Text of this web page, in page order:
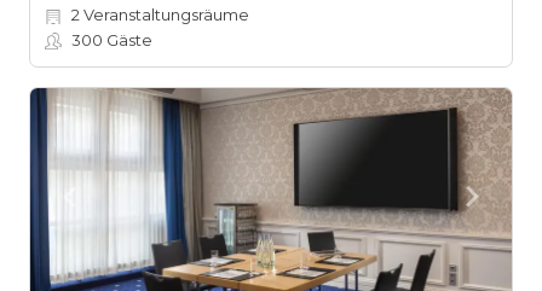
2 Veranstaltungsräume
300 Gäste